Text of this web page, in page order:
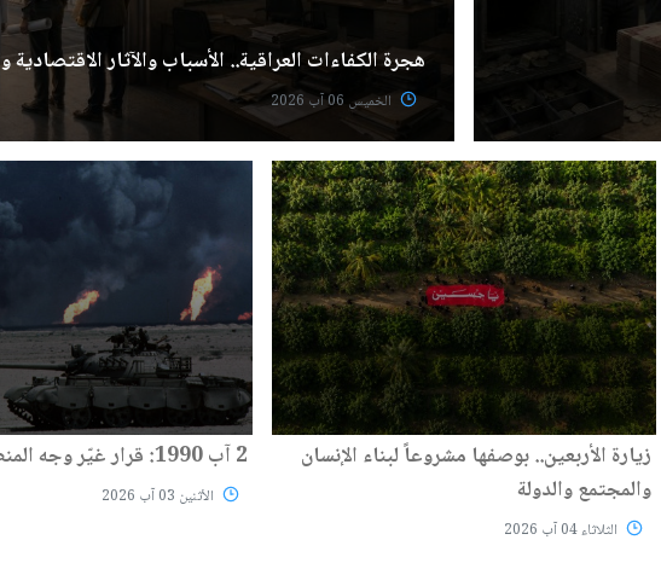
هجرة الكفاءات العراقية.. الأسباب والآثار الاقتصادية
الخميس 06 آب 2026
زيارة الأربعين.. بوصفها مشروعاً لبناء الإنسان
والمجتمع والدولة
الثلاثاء 04 آب 2026
2 آب 1990: قرار غيّر وجه المنطقة
الأثنين 03 آب 2026